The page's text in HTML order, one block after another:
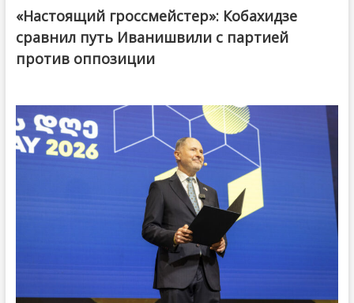
@ქართული ოცნება / Georgian Dream
«Настоящий гроссмейстер»: Кобахидзе
сравнил путь Иванишвили с партией
против оппозиции